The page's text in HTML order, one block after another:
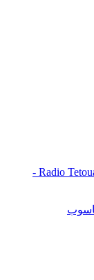
راديو تطوان - Radio Tetouan -